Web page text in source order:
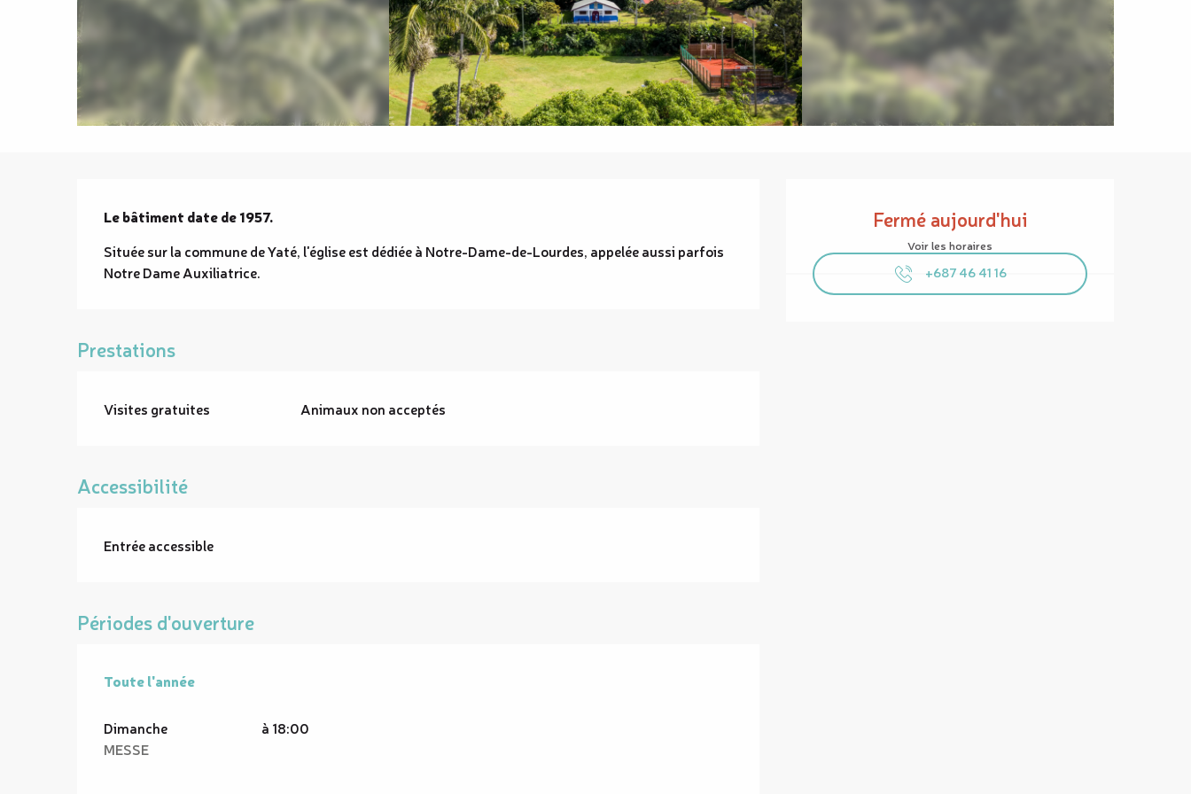
Ouverture et coordonnées
Fermé aujourd'hui
Voir les horaires
+687 46 41 16
Description
Le bâtiment date de 1957.
Située sur la commune de Yaté, l'église est dédiée à Notre-Dame-de-Lourdes, appelée aussi parfois
Notre Dame Auxiliatrice.
Prestations
Visites gratuites Animaux non acceptés
Accessibilité
Entrée accessible
Périodes d'ouverture
Toute l'année
Toute l'année
Dimanche
à 18:00
MESSE